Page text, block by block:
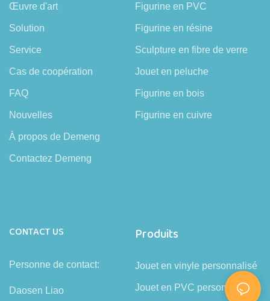
Œuvre d'art
Solution
Service
Cas de coopération
FAQ
Nouvelles
À propos de Demeng
Contactez Demeng
Figurine en PVC
Figurine en résine
Sculpture en fibre de verre
Jouet en peluche
Figurine en bois
Figurine en cuivre
CONTACT US
Personne de contact:
Daosen Liao
Produits
Jouet en vinyle personnalisé
Jouet en PVC personnalisé